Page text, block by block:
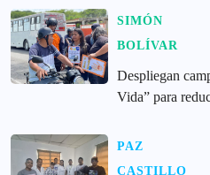
SIMÓN
BOLÍVAR
‎Despliegan
Vida” para
PAZ
CASTILLO